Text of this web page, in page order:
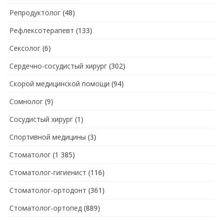
Репродуктолог (48)
Рефлексотерапевт (133)
Сексолог (6)
Сердечно-сосудистый хирург (302)
Скорой медицинской помощи (94)
Сомнолог (9)
Сосудистый хирург (1)
Спортивной медицины (3)
Стоматолог (1 385)
Стоматолог-гигиенист (116)
Стоматолог-ортодонт (361)
Стоматолог-ортопед (889)